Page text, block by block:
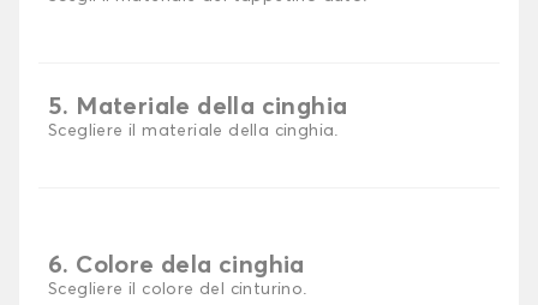
5. Materiale della cinghia
Scegliere il materiale della cinghia.
6. Colore dela cinghia
Scegliere il colore del cinturino.